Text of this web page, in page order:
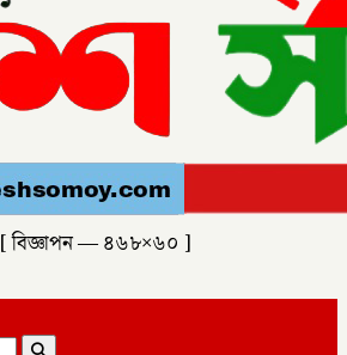
[ বিজ্ঞাপন — ৪৬৮×৬০ ]